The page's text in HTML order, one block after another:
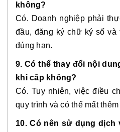
không?
Có. Doanh nghiệp phải
đầu, đăng ký chữ ký số
đúng hạn.
9. Có thể thay đổi nội
khi cấp không?
Có. Tuy nhiên, việc điều
quy trình và có thể mất
10. Có nên sử dụng